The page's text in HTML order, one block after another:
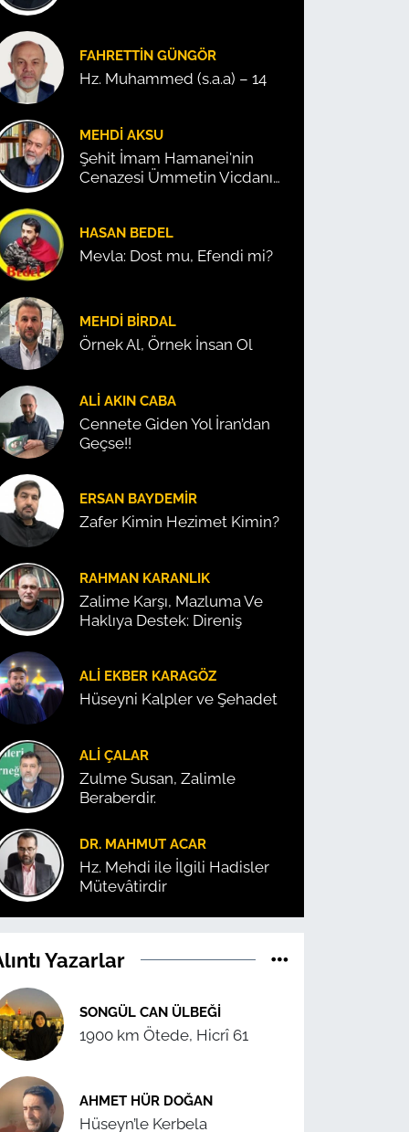
FAHRETTIN GÜNGÖR
Hz. Muhammed (s.a.a) – 14
MEHDI AKSU
Şehit İmam Hamanei'nin
Cenazesi Ümmetin Vicdanını
HASAN BEDEL
Mevla: Dost mu, Efendi mi?
MEHDI BIRDAL
Örnek Al, Örnek İnsan Ol
ALI AKIN CABA
Cennete Giden Yol İran’dan
Geçse!!
ERSAN BAYDEMIR
Zafer Kimin Hezimet Kimin?
RAHMAN KARANLIK
Zalime Karşı, Mazluma Ve
Haklıya Destek: Direniş
ALI EKBER KARAGÖZ
Hüseyni Kalpler ve Şehadet
ALI ÇALAR
Zulme Susan, Zalimle
Beraberdir.
DR. MAHMUT ACAR
Hz. Mehdi ile İlgili Hadisler
Mütevâtirdir
Yazarlar
SONGÜL CAN ÜLBEĞI
1900 km Ötede, Hicrî 61
AHMET HÜR DOĞAN
Hüseyn’le Kerbela